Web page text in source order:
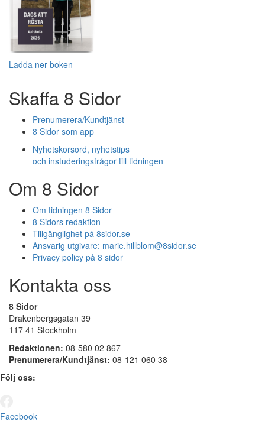
Ladda ner boken
Skaffa 8 Sidor
Prenumerera/Kundtjänst
8 Sidor som app
Nyhetskorsord, nyhetstips
och instuderingsfrågor till tidningen
Om 8 Sidor
Om tidningen 8 Sidor
8 Sidors redaktion
Tillgänglighet på 8sidor.se
Ansvarig utgivare: marie.hillblom@8sidor.se
Privacy policy på 8 sidor
Kontakta oss
8 Sidor
Drakenbergsgatan 39
117 41 Stockholm
Redaktionen: 08-580 02 867
Prenumerera/Kundtjänst: 08-121 060 38
Följ oss:
Facebook